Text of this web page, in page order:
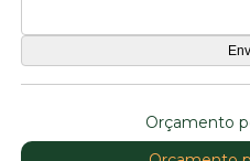
Orçamento